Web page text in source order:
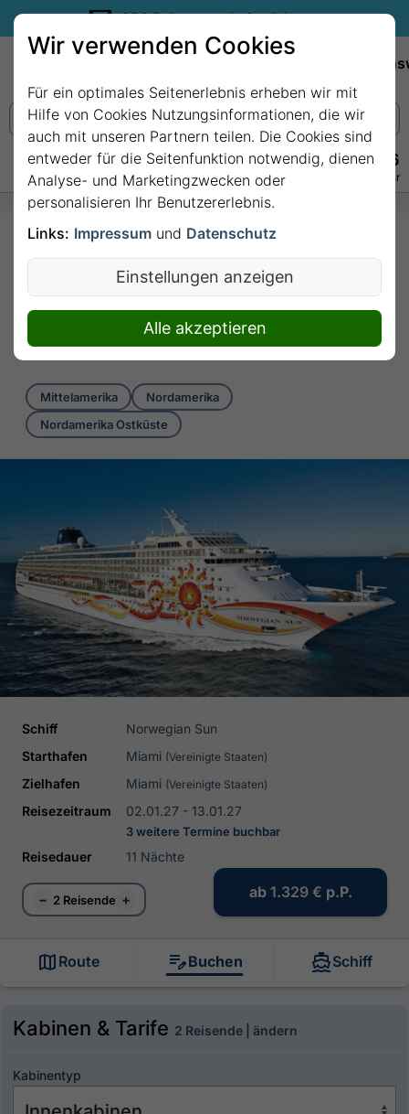
35€ Reisegutschein sichern.
+49 228 3875 7256
Persönlich · Kostenlos · Täglich 08–22 Uhr
11 Nächte -
Karibische
Entdeckungsreise
mit Norwegian Sun
11 Nächte von/bis Miami
Mittelamerika
Nordamerika
Nordamerika Ostküste
Schiff
Norwegian Sun
Starthafen
Miami (Vereinigte Staaten)
Zielhafen Miami (Vereinigte Staaten)
Reisezeitraum 02.01.27 - 13.01.27
3 weitere Termine buchbar
Reisedauer 11 Nächte
− 2 Reisende + ab 1.329 € p.P.
Route Buchen Schiff
Kabinen & Tarife 2 Reisende | ändern
Kabinentyp
Wir verwenden Cookies
Für ein optimales Seitenerlebnis erheben wir mit
Hilfe von Cookies Nutzungsinformationen, die wir
auch mit unseren Partnern teilen. Die Cookies sind
entweder für die Seitenfunktion notwendig, dienen
Analyse- und Marketingzwecken oder
personalisieren Ihr Benutzererlebnis.
Links: Impressum und Datenschutz
Einstellungen anzeigen
Alle akzeptieren